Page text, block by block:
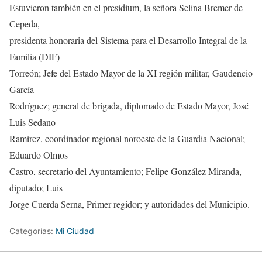
Estuvieron también en el presídium, la señora Selina Bremer de
Cepeda,
presidenta honoraria del Sistema para el Desarrollo Integral de la
Familia (DIF)
Torreón; Jefe del Estado Mayor de la XI región militar, Gaudencio
García
Rodríguez; general de brigada, diplomado de Estado Mayor, José
Luis Sedano
Ramírez, coordinador regional noroeste de la Guardia Nacional;
Eduardo Olmos
Castro, secretario del Ayuntamiento; Felipe González Miranda,
diputado; Luis
Jorge Cuerda Serna, Primer regidor; y autoridades del Municipio.
Categorías: Mi Ciudad